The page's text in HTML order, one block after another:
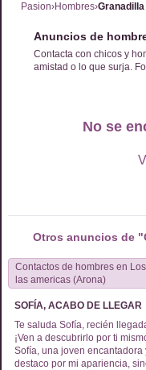
Pasion›Hombres›
Anuncios de
Contacta con chicos y
amistad o lo que surja.
No se
Otros anuncios de
Contactos de hombres en
las americas (Arona)
SOFÍA, ACABO DE LLEGAR
Te saluda Sofía, recién
¡Ven a descubrirlo por ti
Sofía, una joven encantadora
destaco por mi apariencia,